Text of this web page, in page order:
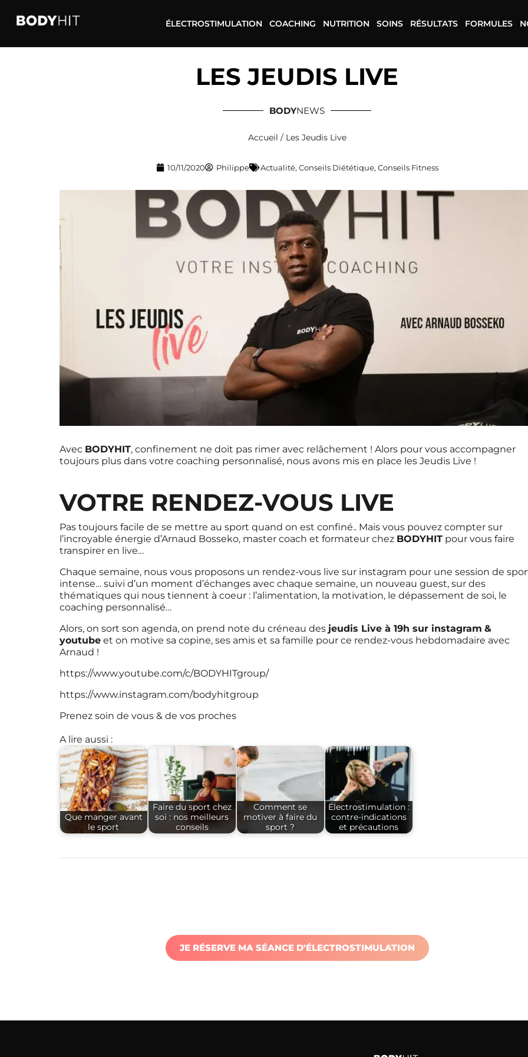
ÉLECTROSTIMULATION COACHING NUTRITION SOINS RÉSULTATS FORMULES
LES JEUDIS LIVE
BODYNEWS
Accueil / Les Jeudis Live
10/11/2020 Philippe Actualité, Conseils Diététique, Conseils Fitness
Avec BODYHIT, confinement ne doit pas rimer avec relâchement ! Alors pour vous accompagner
toujours plus dans votre coaching personnalisé, nous avons mis en place les Jeudis Live !
VOTRE RENDEZ-VOUS LIVE
Pas toujours facile de se mettre au sport quand on est confiné.. Mais vous pouvez compter sur
l’incroyable énergie d’Arnaud Bosseko, master coach et formateur chez BODYHITpour vous faire
transpirer en live…
Chaque semaine, nous vous proposons un rendez-vous live sur instagram pour une session de
intense… suivi d’un moment d’échanges avec chaque semaine, un nouveau guest, sur des
thématiques qui nous tiennent à coeur : l’alimentation, la motivation, le dépassement de soi, le
coaching personnalisé…
Alors, on sort son agenda, on prend note du créneau des jeudis Live à 19h sur instagram &
youtubeet on motive sa copine, ses amis et sa famille pour ce rendez-vous hebdomadaire avec
Arnaud !
https://www.youtube.com/c/BODYHITgroup/
https://www.instagram.com/bodyhitgroup
Prenez soin de vous & de vos proches
A lire aussi :
Que manger avant
le sport
Faire du sport chez
soi : nos meilleurs
conseils
Comment se
motiver à faire du
sport ?
Électrostimulation :
contre-indications
et précautions
JE RÉSERVE MA SÉANCE D'ÉLECTROSTIMULATION